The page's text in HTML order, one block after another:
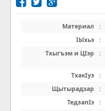
Материал :
IЫхьэ
:
Тхыгъэм и ЦIэр
:
ТхакIуэ
:
Щытырадзар
:
ТедзапIэ
: